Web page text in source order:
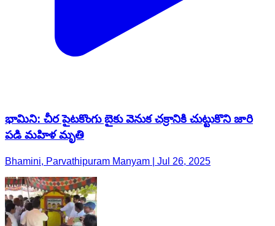
భామిని: చీర పైటకొంగు బైకు వెనుక చక్రానికి చుట్టుకొని జారి
పడి మహిళ మృతి
Bhamini, Parvathipuram Manyam | Jul 26, 2025